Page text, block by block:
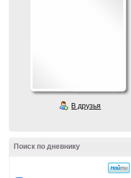
В друзья
Поиск по дневнику